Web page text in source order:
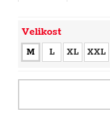
Velikost
M L XL XXL